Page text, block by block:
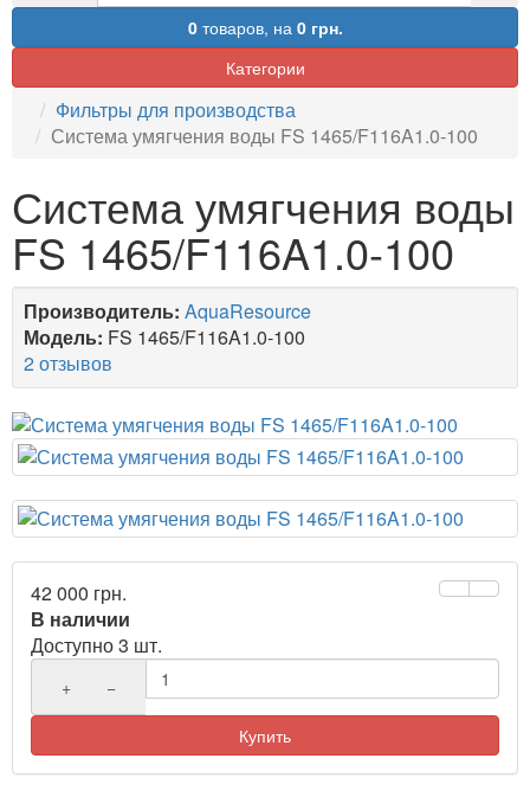
0товаров, на 0 грн.
Категории
Фильтры для производства
Система умягчения воды FS 1465/F116A1.0-100
Система умягчения воды
FS 1465/F116A1.0-100
Производитель: AquaResource
Модель: FS 1465/F116A1.0-100
2 отзывов
42 000 грн.
В наличии
Доступно 3 шт.
+ −
Купить